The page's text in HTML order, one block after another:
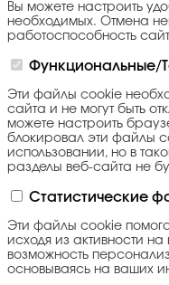
Вы можете настроить
необходимых. Отмена
работоспособность
Функциональные/
Эти файлы cookie
сайта и не могут быть
можете настроить
блокировал эти файлы
использовании, но в
разделы веб-сайта не
Статистические
Эти файлы cookie
исходя из активности
возможность
основываясь на ваших